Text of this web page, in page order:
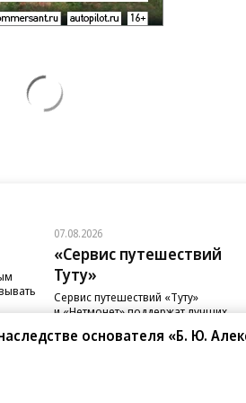
07.08.2026
«Сервис путешествий
Туту»
Сервис путешествий «Туту»
и «Нетмонет» поддержат лучших
основателя «Б. Ю.